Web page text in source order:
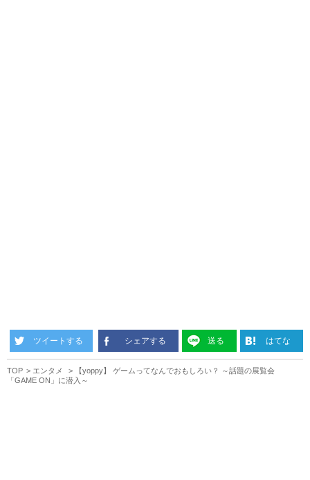
ツイートする シェアする 送る はてな
TOP エンタメ
【yoppy】 ゲームってなんでおもしろい？ ～話題の展覧会
「GAME ON」に潜入～